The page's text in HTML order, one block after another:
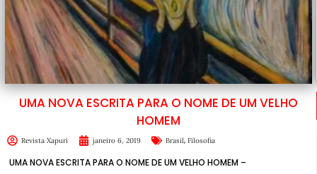
UMA NOVA ESCRITA PARA O NOME DE UM VELHO
HOMEM
Revista Xapuri janeiro 6, 2019 Brasil, Filosofia
UMA NOVA ESCRITA PARA O NOME DE UM VELHO HOMEM –